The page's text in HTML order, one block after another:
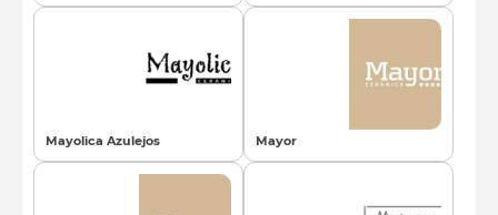
Mayolica Azulejos Mayor